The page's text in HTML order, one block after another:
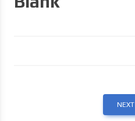
NEXT